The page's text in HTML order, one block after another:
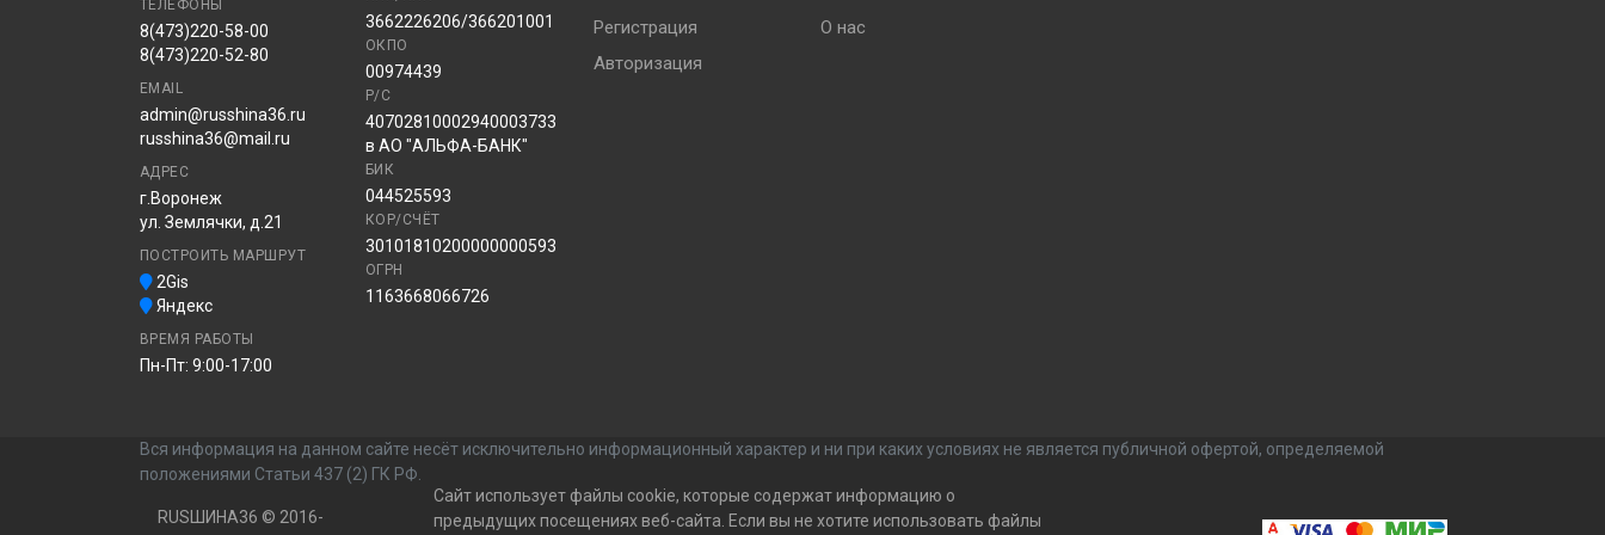
ТЕЛЕФОНЫ
8(473)220-58-00
8(473)220-52-80
EMAIL
admin@russhina36.ru
russhina36@mail.ru
АДРЕС
г.Воронеж
ул. Землячки, д.21
ПОСТРОИТЬ МАРШРУТ
2Gis
Яндекс
ВРЕМЯ РАБОТЫ
Пн-Пт: 9:00-17:00
3662226206/366201001
ОКПО
00974439
Р/С
40702810002940003733
в АО "АЛЬФА-БАНК"
БИК
044525593
КОР/СЧЁТ
30101810200000000593
ОГРН
1163668066726
Регистрация
Авторизация
О нас
Вся информация на данном сайте несёт исключительно информационный характер и ни при каких условиях не является публичной офертой, определяемой
положениями Статьи 437 (2) ГК РФ.
RUSШИНА36 © 2016-
Сайт использует файлы cookie, которые содержат информацию о
предыдущих посещениях веб-сайта. Если вы не хотите использовать файлы